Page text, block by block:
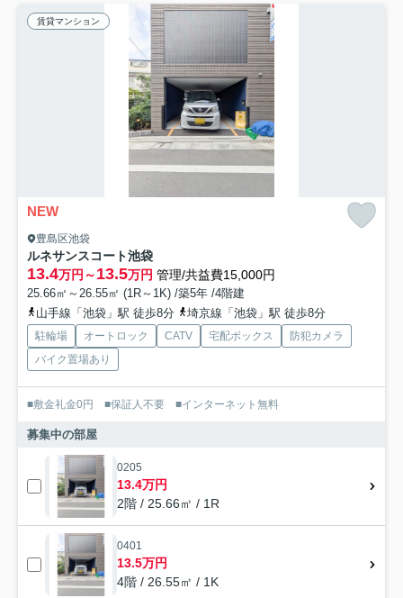
賃貸マンション
NEW
豊島区池袋
ルネサンスコート池袋
13.4万円～13.5万円 管理/共益費15,000円
25.66㎡～26.55㎡ (1R～1K) /築5年 /4階建
山手線「池袋」駅 徒歩8分
埼京線「池袋」駅 徒歩8分
駐輪場 オートロック CATV 宅配ボックス
防犯カメラ
バイク置場あり
■敷金礼金0円 ■保証人不要 ■インターネット無料
募集中の部屋
0205
13.4万円
2階 / 25.66㎡ / 1R
0401
13.5万円
4階 / 26.55㎡ / 1K